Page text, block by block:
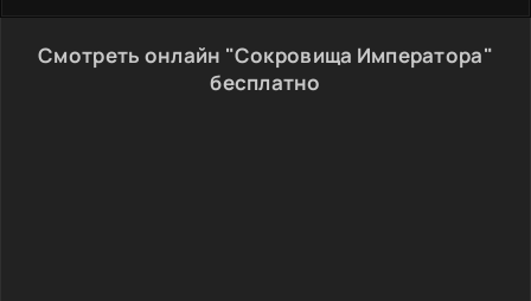
Смотреть онлайн "Сокровища Императора"
бесплатно